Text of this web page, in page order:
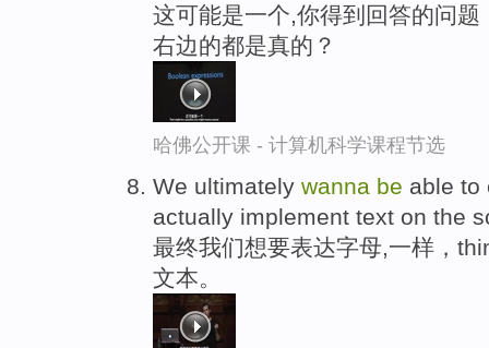
这可能是一个,你得到回答的问
右边的都是真的？
哈佛公开课 - 计算机科学课程节选
We ultimately wanna be able to
actually implement text on the
最终我们想要表达字母,一样，
文本。